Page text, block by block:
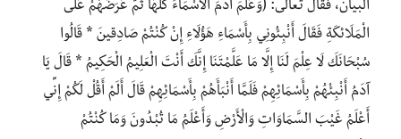
البيان، فقال تعالى: (وَعَلَّمَ آدَمَ الْأَسْمَاءَ كُلَّهَا ثُمَّ عَرَضَهُمْ عَلَى
الْمَلَائِكَةِ فَقَالَ أَنْبِئُونِي بِأَسْمَاءِ هَؤُلَاءِ إِنْ كُنْتُمْ صَادِقِينَ * قَالُوا
سُبْحَانَكَ لَا عِلْمَ لَنَا إِلَّا مَا عَلَّمْتَنَا إِنَّكَ أَنْتَ الْعَلِيمُ الْحَكِيمُ * قَالَ يَا
آدَمُ أَنْبِئْهُمْ بِأَسْمَائِهِمْ فَلَمَّا أَنْبَأَهُمْ بِأَسْمَائِهِمْ قَالَ أَلَمْ أَقُلْ لَكُمْ إِنِّي
أَعْلَمُ غَيْبَ السَّمَاوَاتِ وَالْأَرْضِ وَأَعْلَمُ مَا تُبْدُونَ وَمَا كُنْتُمْ